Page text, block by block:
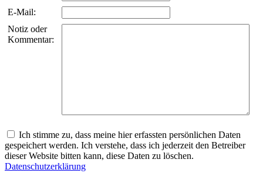
E-Mail:
Notiz oder
Kommentar:
Ich stimme zu, dass meine hier erfassten persönlichen Daten
gespeichert werden. Ich verstehe, dass ich jederzeit den Betreiber
dieser Website bitten kann, diese Daten zu löschen.
Datenschutzerklärung